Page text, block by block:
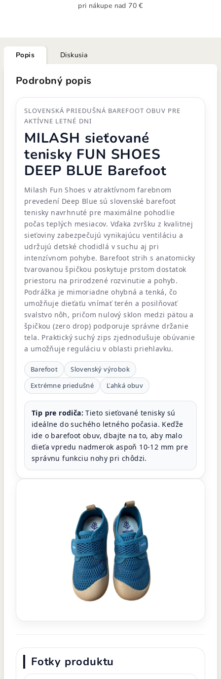
pri nákupe nad 70 €
Popis Diskusia
Podrobný popis
SLOVENSKÁ PRIEDUŠNÁ BAREFOOT OBUV PRE
AKTÍVNE LETNÉ DNI
MILASH sieťované
tenisky FUN SHOES
DEEP BLUE Barefoot
Milash Fun Shoes v atraktívnom farebnom
prevedení Deep Blue sú slovenské barefoot
tenisky navrhnuté pre maximálne pohodlie
počas teplých mesiacov. Vďaka zvršku z kvalitnej
sieťoviny zabezpečujú vynikajúcu ventiláciu a
udržujú detské chodidlá v suchu aj pri
intenzívnom pohybe. Barefoot strih s anatomicky
tvarovanou špičkou poskytuje prstom dostatok
priestoru na prirodzené rozvinutie a pohyb.
Podrážka je mimoriadne ohybná a tenká, čo
umožňuje dieťaťu vnímať terén a posilňovať
svalstvo nôh, pričom nulový sklon medzi pätou a
špičkou (zero drop) podporuje správne držanie
tela. Praktický suchý zips zjednodušuje obúvanie
a umožňuje reguláciu v oblasti priehlavku.
Barefoot
Slovenský výrobok
Extrémne priedušné
Ľahká obuv
Tip pre rodiča: Tieto sieťované tenisky sú
ideálne do suchého letného počasia. Keďže
ide o barefoot obuv, dbajte na to, aby malo
dieťa vpredu nadmerok aspoň 10-12 mm pre
správnu funkciu nohy pri chôdzi.
Fotky produktu